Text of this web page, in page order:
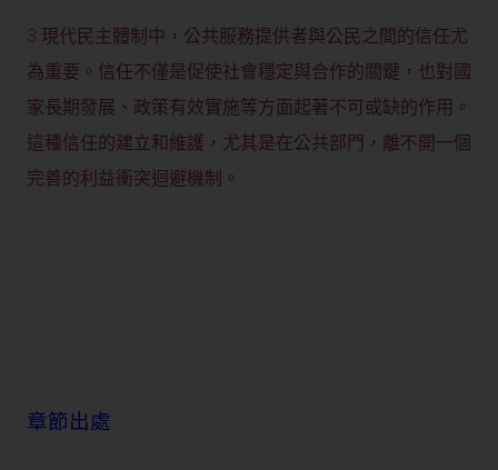
3.現代民主體制中，公共服務提供者與公民之間的信任尤
為重要。信任不僅是促使社會穩定與合作的關鍵，也對國
家長期發展、政策有效實施等方面起著不可或缺的作用。
這種信任的建立和維護，尤其是在公共部門，離不開一個
完善的利益衝突迴避機制。
章節出處